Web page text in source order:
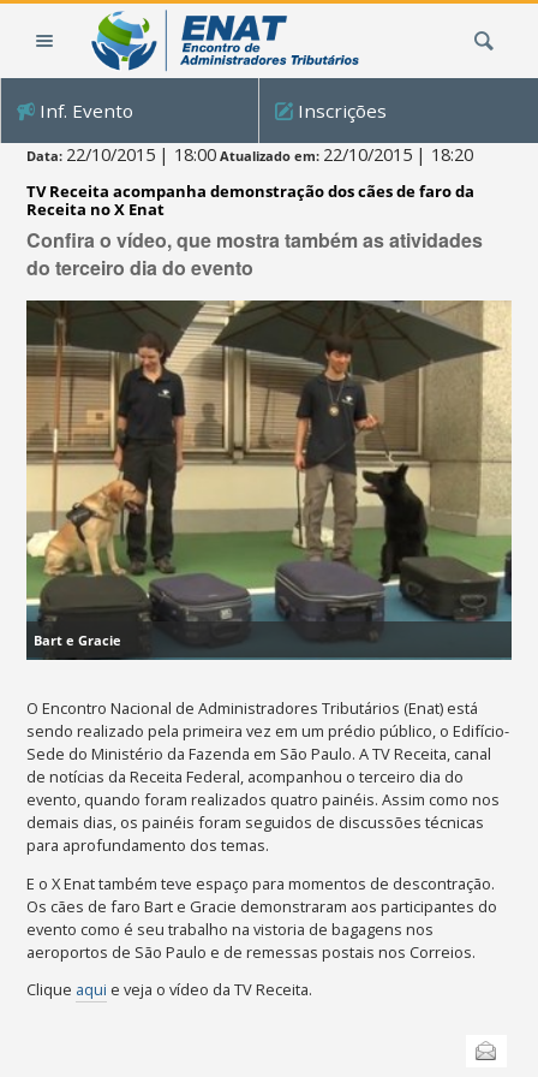
Inf. Evento Inscrições
Data: 22/10/2015 | 18:00 Atualizado em: 22/10/2015 | 18:20
TV Receita acompanha demonstração dos cães de faro da
Receita no X Enat
Confira o vídeo, que mostra também as atividades
do terceiro dia do evento
Bart e Gracie
O Encontro Nacional de Administradores Tributários (Enat) está
sendo realizado pela primeira vez em um prédio público, o Edifício-
Sede do Ministério da Fazenda em São Paulo. A TV Receita, canal
de notícias da Receita Federal, acompanhou o terceiro dia do
evento, quando foram realizados quatro painéis. Assim como nos
demais dias, os painéis foram seguidos de discussões técnicas
para aprofundamento dos temas.
E o X Enat também teve espaço para momentos de descontração.
Os cães de faro Bart e Gracie demonstraram aos participantes do
evento como é seu trabalho na vistoria de bagagens nos
aeroportos de São Paulo e de remessas postais nos Correios.
Clique aqui e veja o vídeo da TV Receita.